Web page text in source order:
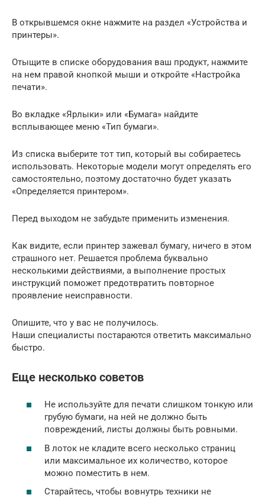
В открывшемся окне нажмите на раздел «Устройства и
принтеры».
Отыщите в списке оборудования ваш продукт, нажмите
на нем правой кнопкой мыши и откройте «Настройка
печати».
Во вкладке «Ярлыки» или «Бумага» найдите
всплывающее меню «Тип бумаги».
Из списка выберите тот тип, который вы собираетесь
использовать. Некоторые модели могут определять его
самостоятельно, поэтому достаточно будет указать
«Определяется принтером».
Перед выходом не забудьте применить изменения.
Как видите, если принтер зажевал бумагу, ничего в этом
страшного нет. Решается проблема буквально
несколькими действиями, а выполнение простых
инструкций поможет предотвратить повторное
проявление неисправности.
Опишите, что у вас не получилось.
Наши специалисты постараются ответить максимально
быстро.
Еще несколько советов
Не используйте для печати слишком тонкую или
грубую бумаги, на ней не должно быть
повреждений, листы должны быть ровными.
В лоток не кладите всего несколько страниц
или максимальное их количество, которое
можно поместить в нем.
Старайтесь, чтобы вовнутрь техники не